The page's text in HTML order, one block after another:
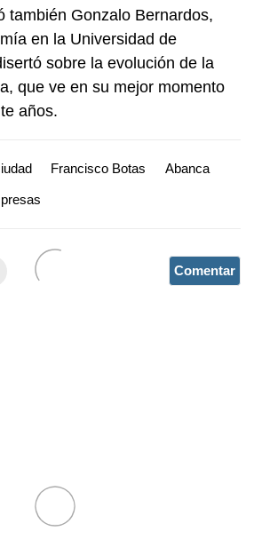
también Gonzalo Bernardos,
en la Universidad de
sobre la evolución de la
que ve en su mejor momento
años.
Francisco Botas Abanca
Comentar